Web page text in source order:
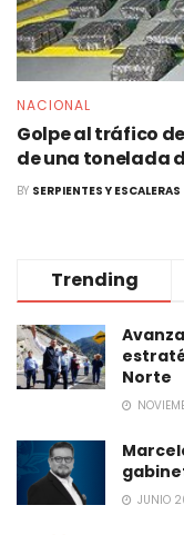
NACIONAL
Golpe al tráfico
de una tonelada
BY SERPIENTES Y ESCALERAS
Trending
Norte
JUNIO